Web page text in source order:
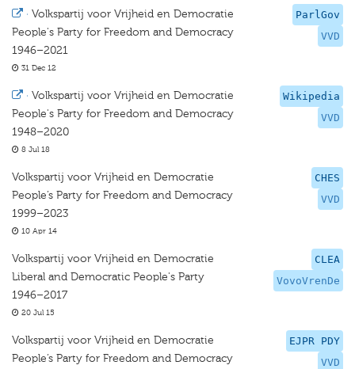
ParlGov
VVD
· Volkspartij voor Vrijheid en Democratie
People's Party for Freedom and Democracy
1946–2021
31 Dec 12
Wikipedia
VVD
· Volkspartij voor Vrijheid en Democratie
People's Party for Freedom and Democracy
1948–2020
8 Jul 18
CHES
VVD
Volkspartij voor Vrijheid en Democratie
People’s Party for Freedom and Democracy
1999–2023
10 Apr 14
CLEA
VovoVrenDe
Volkspartij voor Vrijheid en Democratie
Liberal and Democratic People's Party
1946–2017
20 Jul 15
EJPR PDY
VVD
Volkspartij voor Vrijheid en Democratie
People’s Party for Freedom and Democracy